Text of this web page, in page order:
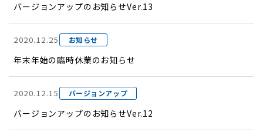
バージョンアップのお知らせVer.13
2020.12.25 お知らせ
年末年始の臨時休業のお知らせ
2020.12.15 バージョンアップ
バージョンアップのお知らせVer.12